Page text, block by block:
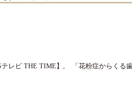
テレビ THE TIME】, 「花粉症からくる